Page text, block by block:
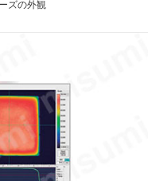
ズの外観